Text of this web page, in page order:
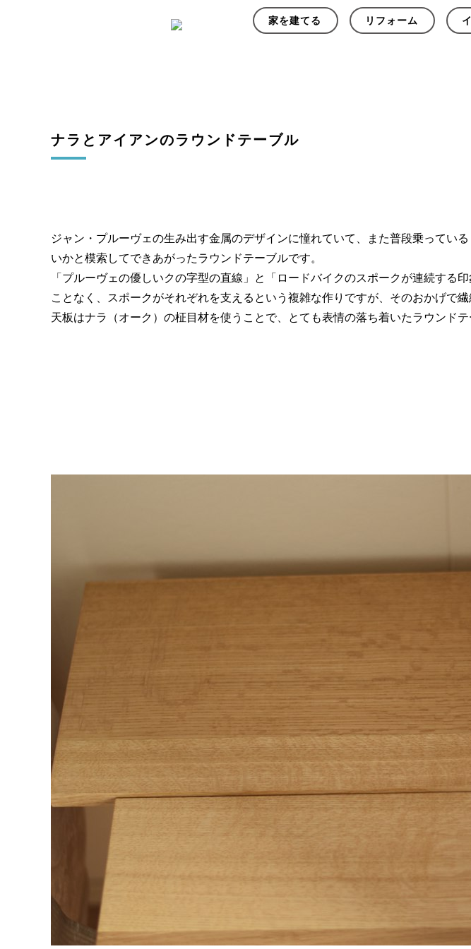
家を建てる リフォーム
ナラとアイアンのラウンドテーブル
ジャン・プルーヴェの生み出す金属のデザインに憧れていて、また普段乗ってい
いかと模索してできあがったラウンドテーブルです。
「プルーヴェの優しいクの字型の直線」と「ロードバイクのスポークが連続す
ことなく、スポークがそれぞれを支えるという複雑な作りですが、そのおかげで
天板はナラ（オーク）の柾目材を使うことで、とても表情の落ち着いたラウンドテ